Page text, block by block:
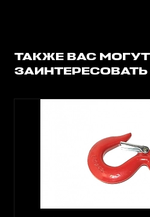
ТАКЖЕ ВАС МОГУТ
ЗАИНТЕРЕСОВАТЬ